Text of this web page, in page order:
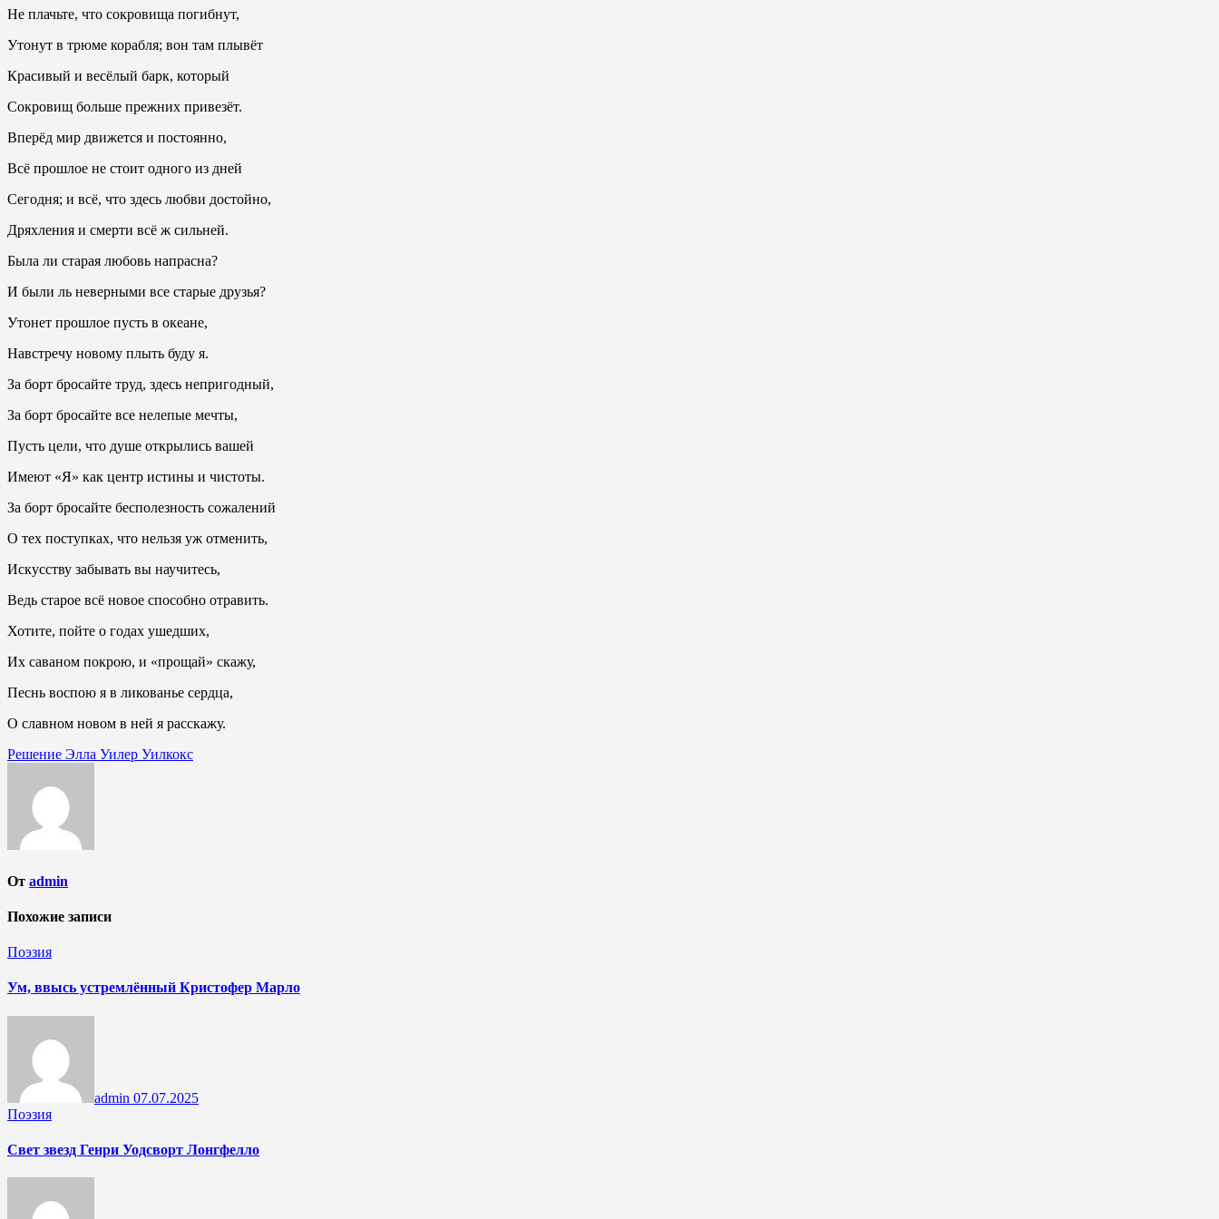
Не плачьте, что сокровища погибнут,
Утонут в трюме корабля; вон там плывёт
Красивый и весёлый барк, который
Сокровищ больше прежних привезёт.
Вперёд мир движется и постоянно,
Всё прошлое не стоит одного из дней
Сегодня; и всё, что здесь любви достойно,
Дряхления и смерти всё ж сильней.
Была ли старая любовь напрасна?
И были ль неверными все старые друзья?
Утонет прошлое пусть в океане,
Навстречу новому плыть буду я.
За борт бросайте труд, здесь непригодный,
За борт бросайте все нелепые мечты,
Пусть цели, что душе открылись вашей
Имеют «Я» как центр истины и чистоты.
За борт бросайте бесполезность сожалений
О тех поступках, что нельзя уж отменить,
Искусству забывать вы научитесь,
Ведь старое всё новое способно отравить.
Хотите, пойте о годах ушедших,
Их саваном покрою, и «прощай» скажу,
Песнь воспою я в ликованье сердца,
О славном новом в ней я расскажу.
Навигация
записям
Решение Элла Уилер Уилкокс
От admin
Похожие записи
Поэзия
Ум, ввысь устремлённый Кристофер Марло
admin 07.07.2025
Поэзия
Свет звезд Генри Уодсворт Лонгфелло